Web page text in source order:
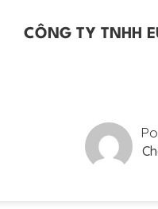
CÔNG TY TNHH